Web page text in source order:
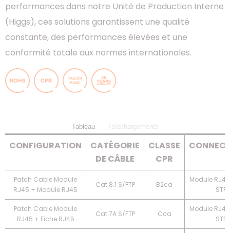
performances dans notre Unité de Production Interne
(Higgs), ces solutions garantissent une qualité
constante, des performances élevées et une
conformité totale aux normes internationales.
Tableau Téléchargements
CONFIGURATION
CATÉGORIE
DE CÂBLE
CLASSE
CPR
Patch Cable Module
RJ45 + Module RJ45
Cat.8.1 S/FTP B2ca
Module
STP
Patch Cable Module
RJ45 + Fiche RJ45
Cat.7A S/FTP Cca
Module
STP